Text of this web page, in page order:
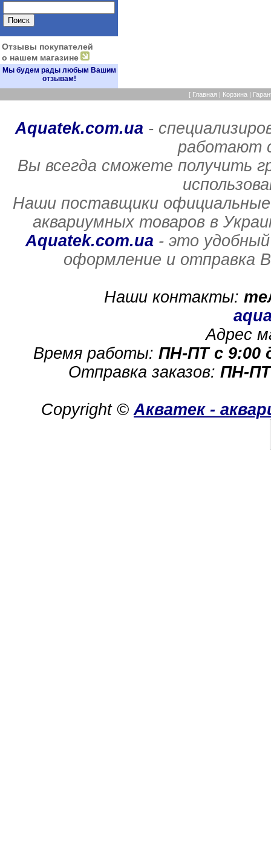
Отзывы покупателей
о нашем магазине
Мы будем рады любым Вашим
отзывам!
[ Главная | Корзина |
Aquatek.com.ua-
работают
Вы всегда сможете получить
Наши поставщики
аквариумных товаров в
Aquatek.com.ua- это удобный
оформление и отправка
Наши контакты:
Адрес
Время работы: ПН-ПТ с 9:00
Отправка заказов: ПН-ПТ
Copyright ©Акватек -